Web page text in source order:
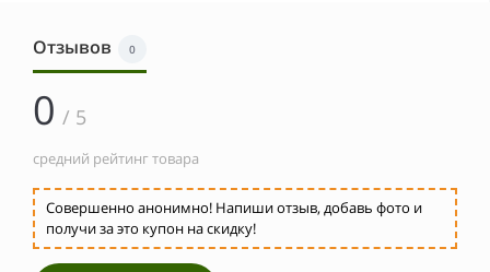
Отзывов 0
0 / 5
средний рейтинг товара
Совершенно анонимно! Напиши отзыв, добавь фото и
получи за это купон на скидку!